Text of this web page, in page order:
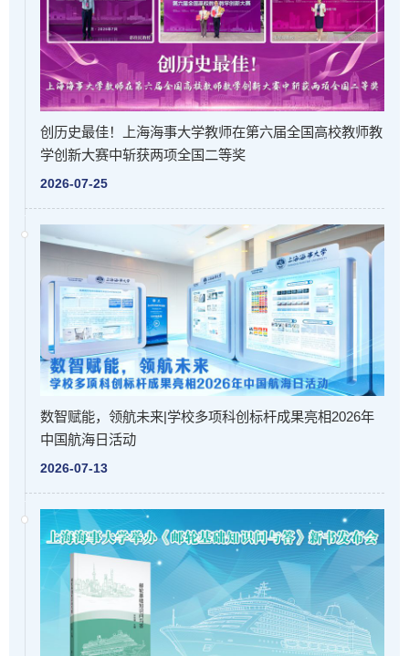
创历史最佳！上海海事大学教师在第六届全国高校教师教
学创新大赛中斩获两项全国二等奖
2026-07-25
数智赋能，领航未来|学校多项科创标杆成果亮相2026年
中国航海日活动
2026-07-13